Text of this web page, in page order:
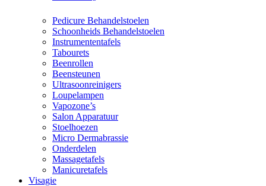
Pedicure Behandelstoelen
Schoonheids Behandelstoelen
Instrumententafels
Tabourets
Beenrollen
Beensteunen
Ultrasoonreinigers
Loupelampen
Vapozone’s
Salon Apparatuur
Stoelhoezen
Micro Dermabrassie
Onderdelen
Massagetafels
Manicuretafels
Visagie